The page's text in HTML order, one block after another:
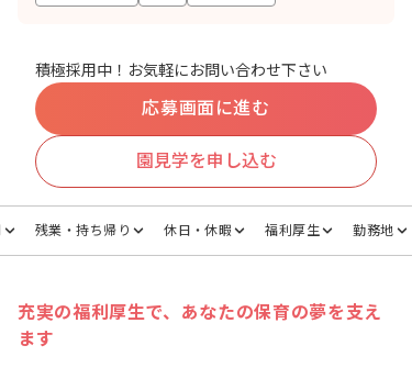
積極採用中！お気軽にお問い合わせ下さい
応募画面に進む
園見学を申し込む
残業・持ち帰り 休日・休暇 福利厚生 勤務地
充実の福利厚生で、あなたの保育の夢を支え
ます